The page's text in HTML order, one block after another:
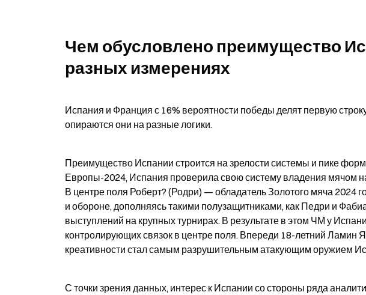
Чем обусловлено преимущество
разных измерениях
Испания и Франция с 16% вероятности победы делят первую
опираются они на разные логики.
Преимущество Испании строится на зрелости системы и пике
Европы-2024, Испания проверила свою систему владения мячом
В центре поля Роберт? (Родри) — обладатель Золотого мяча 2024
и обороне, дополняясь такими полузащитниками, как Педри и
выступлений на крупных турнирах. В результате в этом ЧМ у
контролирующих связок в центре поля. Впереди 18-летний Ламин
креативности стал самым разрушительным атакующим оружием
С точки зрения данных, интерес к Испании со стороны ряда